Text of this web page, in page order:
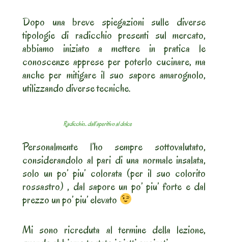
Dopo una breve spiegazioni sulle diverse
tipologie di radicchio presenti sul mercato,
abbiamo iniziato a mettere in pratica le
conoscenze apprese per poterlo cucinare, ma
anche per mitigare il suo sapore amarognolo,
utilizzando diverse tecniche.
Radicchio.. dall’aperitivo al dolce
Personalmente l’ho sempre sottovalutato,
considerandolo al pari di una normale insalata,
solo un po’ piu’ colorata (per il suo colorito
rossastro) , dal sapore un po’ piu’ forte e dal
prezzo un po’ piu’ elevato
Mi sono ricreduta al termine della lezione,